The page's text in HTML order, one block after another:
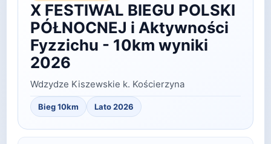
X FESTIWAL BIEGU POLSKI
PÓŁNOCNEJ i Aktywności
Fyzzichu - 10km wyniki
2026
Wdzydze Kiszewskie k. Kościerzyna
Bieg 10km Lato2026